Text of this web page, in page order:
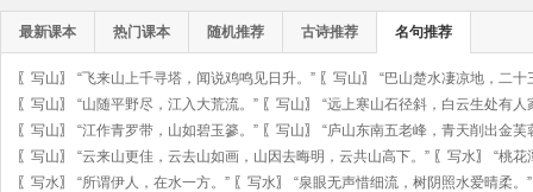
最新课本 热门课本 随机推荐 古诗推荐 名句推荐
〖 写山〗 “飞来山上千寻塔，闻说鸡鸣见日升。” 〖 写山〗 “巴山楚水凄凉地，二十
〖 写山〗 “山随平野尽，江入大荒流。” 〖 写山〗 “远上寒山石径斜，白云生处有人
〖 写山〗 “江作青罗带，山如碧玉篸。” 〖 写山〗 “庐山东南五老峰，青天削出金芙
〖 写山〗 “云来山更佳，云去山如画，山因去晦明，云共山高下。” 〖 写水〗 “桃花
〖 写水〗 “所谓伊人，在水一方。” 〖 写水〗 “泉眼无声惜细流，树阴照水爱晴柔。”